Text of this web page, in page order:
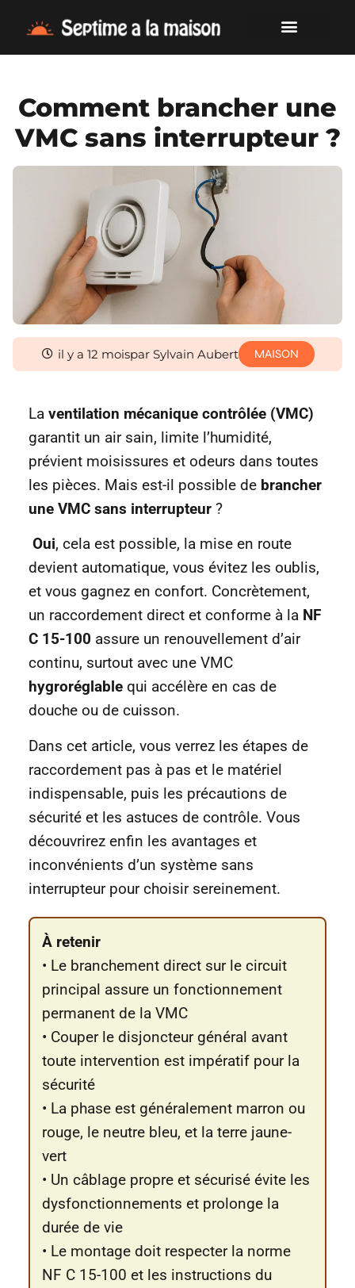
Comment brancher une
VMC sans interrupteur ?
il y a 12 moispar Sylvain Aubert MAISON
La ventilation mécanique contrôlée (VMC)
garantit un air sain, limite l’humidité,
prévient moisissures et odeurs dans toutes
les pièces. Mais est-il possible de brancher
une VMC sans interrupteur ?
Oui, cela est possible, la mise en route
devient automatique, vous évitez les oublis,
et vous gagnez en confort. Concrètement,
un raccordement direct et conforme à la NF
C 15-100 assure un renouvellement d’air
continu, surtout avec une VMC
hygroréglable qui accélère en cas de
douche ou de cuisson.
Dans cet article, vous verrez les étapes de
raccordement pas à pas et le matériel
indispensable, puis les précautions de
sécurité et les astuces de contrôle. Vous
découvrirez enfin les avantages et
inconvénients d’un système sans
interrupteur pour choisir sereinement.
À retenir
• Le branchement direct sur le circuit
principal assure un fonctionnement
permanent de la VMC
• Couper le disjoncteur général avant
toute intervention est impératif pour la
sécurité
• La phase est généralement marron ou
rouge, le neutre bleu, et la terre jaune-
vert
• Un câblage propre et sécurisé évite les
dysfonctionnements et prolonge la
durée de vie
• Le montage doit respecter la norme
NF C 15-100 et les instructions du